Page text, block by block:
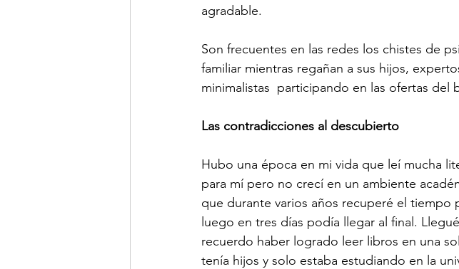
agradable.
Son frecuentes en las redes los chistes de
familiar mientras regañan a sus hijos,
minimalistas  participando en las ofertas del
Las contradicciones al descubierto
Hubo una época en mi vida que leí mucha
para mí pero no crecí en un ambiente
que durante varios años recuperé el tiempo
luego en tres días podía llegar al final.
recuerdo haber logrado leer libros en una
tenía hijos y solo estaba estudiando en la